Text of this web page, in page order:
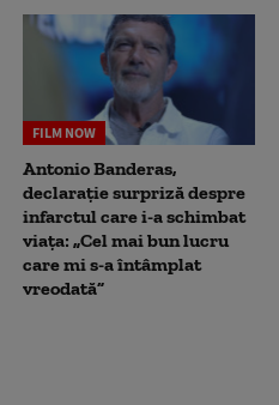
FILM NOW
Antonio Banderas,
declarație surpriză despre
infarctul care i-a schimbat
viața: „Cel mai bun lucru
care mi s-a întâmplat
vreodată”